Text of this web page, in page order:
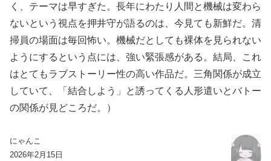
く、テーマは早すぎた。長年にわたり人間と機械は変わら
ないという視点を押井守が語るのは、今見ても新鮮だ。清
掃員の場面は毎回怖い。機械だとしても裸体を見られない
ようにするという点には、強い緊張感がある。結局、これ
はとてもラブストーリー性の高い作品だ。三角関係が成立
していて、「結合しよう」と誘ってくる人形遣いとバトー
の関係が見どころだ。）
にゃんこ
2026年2月15日